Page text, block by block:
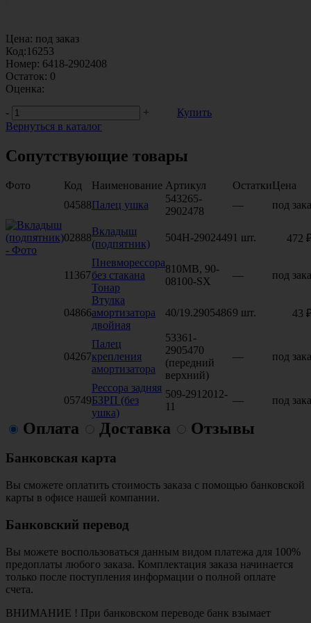
Цена: под заказ
Код:16253
Номер: 6418-2902408
Остаток: 0
Оценка:
-
+
Купить
Вернуться в каталог
Сопутствующие товары
Фото Код Наименование Артикул ОстаткиЦена
04588Палец ушка
543265-
2902478
— под
02888
Вкладыш
(подпятник)
504Н-29024491 шт. 472
11367
Пневморессора
без стакана
Тонар
810MB, 90-
08100-SX
— под
04866
Втулка
амортизатора
двойная
40/19.29054869 шт. 43
04267
Палец
крепления
амортизатора
53361-
2905470
(передний
верхний)
— под
05749
Рессора задняя
БЗРП (без
ушка)
509-2912012-
11
— под
Оплата Доставка Отзывы
Банковская карта
Вы сможете оплатить стоимость заказа с помощью банковской
карты в офисе нашей компании.
Банковский перевод
Вы можете воспользоваться данным видом платежа для 100%
предоплаты любого заказа. Комплектация заказа начинается
только после поступления информации о полной оплате
счета.
ВНИМАНИЕ ! При банковском переводе банк взымает